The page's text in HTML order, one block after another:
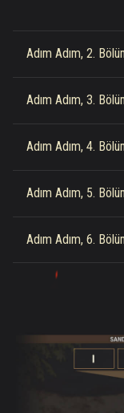
Adım Adım, 2.
Adım Adım, 3.
Adım Adım, 4.
Adım Adım, 5.
Adım Adım, 6.